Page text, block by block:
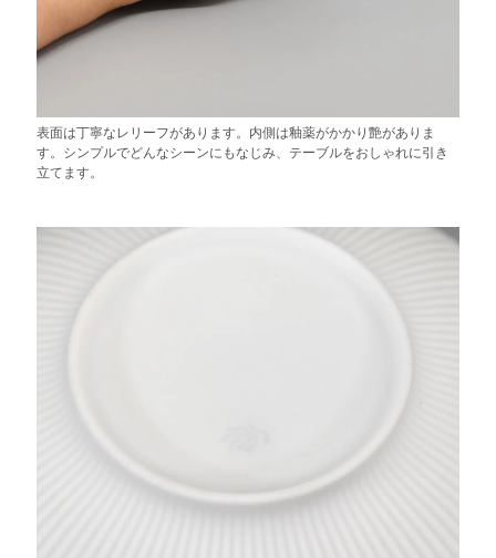
表面は丁寧なレリーフがあります。内側は釉薬がかかり艶がありま
す。シンプルでどんなシーンにもなじみ、テーブルをおしゃれに引き
立てます。